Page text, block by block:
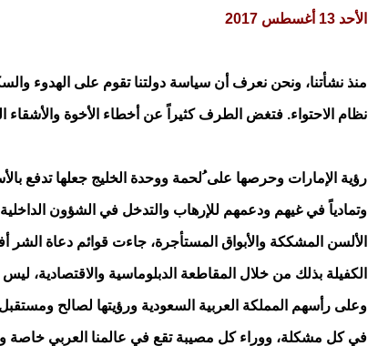
الأحد 13 أغسطس 2017
منذ نشأتنا، ونحن نعرف أن سياسة دولتنا تقوم على الهدوء
نظام الاحتواء. فتغض الطرف كثيراً عن أخطاء الأخوة
رؤية الإمارات وحرصها على ُلحمة ووحدة الخليج جعلها تدفع
وتمادياً في غيهم ودعمهم للإرهاب والتدخل في الشؤون
الألسن المشككة والأبواق المستأجرة، جاءت قوائم دعاة
الكفيلة بذلك من خلال المقاطعة الدبلوماسية والاقتصادية،
وعلى رأسهم المملكة العربية السعودية ورؤيتها لصالح ومستقبل
في كل مشكلة، ووراء كل مصيبة تقع في عالمنا العربي خاصة